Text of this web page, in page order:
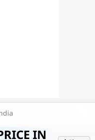
IN
रुपये सस्ता,